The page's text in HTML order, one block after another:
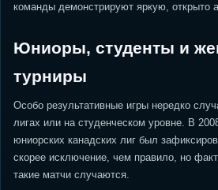
команды демонстрируют яркую, открыто
Юниоры, студенты и
турниры
Особо результативные игры нередко
лигах или на студенческом уровне. В
юниорских канадских лиг был
скорее исключение, чем правило, но
такие матчи случаются.